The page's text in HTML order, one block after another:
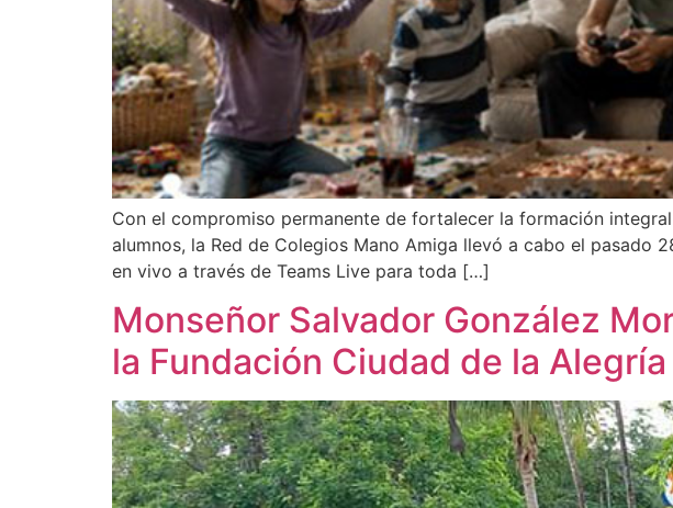
Con el compromiso permanente de fortalecer la formación
alumnos, la Red de Colegios Mano Amiga llevó a cabo el pasado
en vivo a través de Teams Live para toda […]
Monseñor Salvador González
la Fundación Ciudad de la Alegría